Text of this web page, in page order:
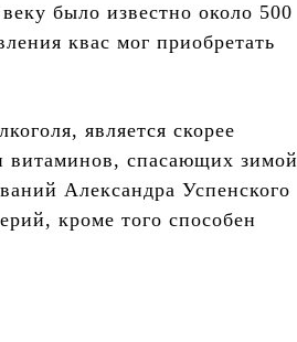
было известно около 500
квас мог приобретать
является скорее
витаминов, спасающих зимой
Александра Успенского
кроме того способен